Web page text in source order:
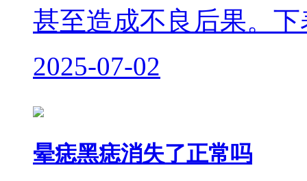
甚至造成不良后果。下
2025-07-02
晕痣黑痣消失了正常吗